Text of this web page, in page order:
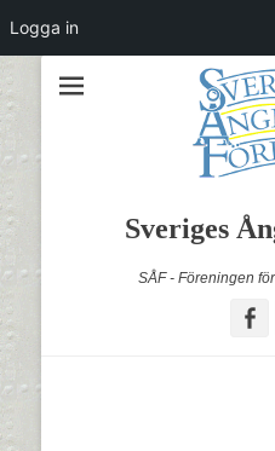
Sveriges
SÅF - Föreningen
Logga in